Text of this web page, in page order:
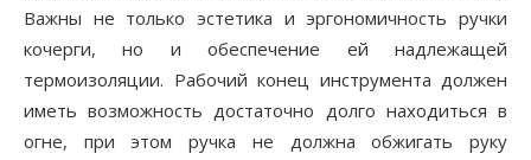
Важны не только эстетика и эргономичность ручки
кочерги, но и обеспечение ей надлежащей
термоизоляции. Рабочий конец инструмента должен
иметь возможность достаточно долго находиться в
огне, при этом ручка не должна обжигать руку